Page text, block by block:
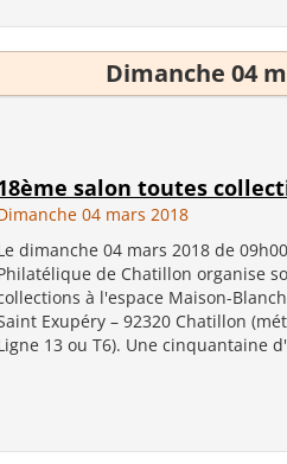
Dimanche 04
salon toutes
04 mars 2018
dimanche 04 mars 2018 de
de Chatillon organise
à l'espace Maison-
Exupéry – 92320 Chatillon
13 ou T6). Une cinquantaine